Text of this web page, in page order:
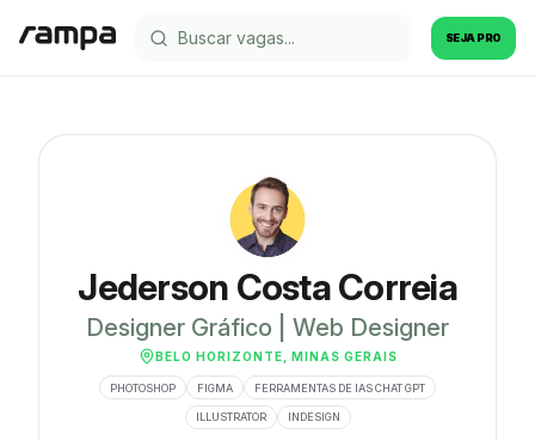
SEJA PRO
Jederson Costa Correia
Designer Gráfico | Web Designer
BELO HORIZONTE, MINAS GERAIS
PHOTOSHOP FIGMA FERRAMENTAS DE IAS CHAT GPT
ILLUSTRATOR INDESIGN